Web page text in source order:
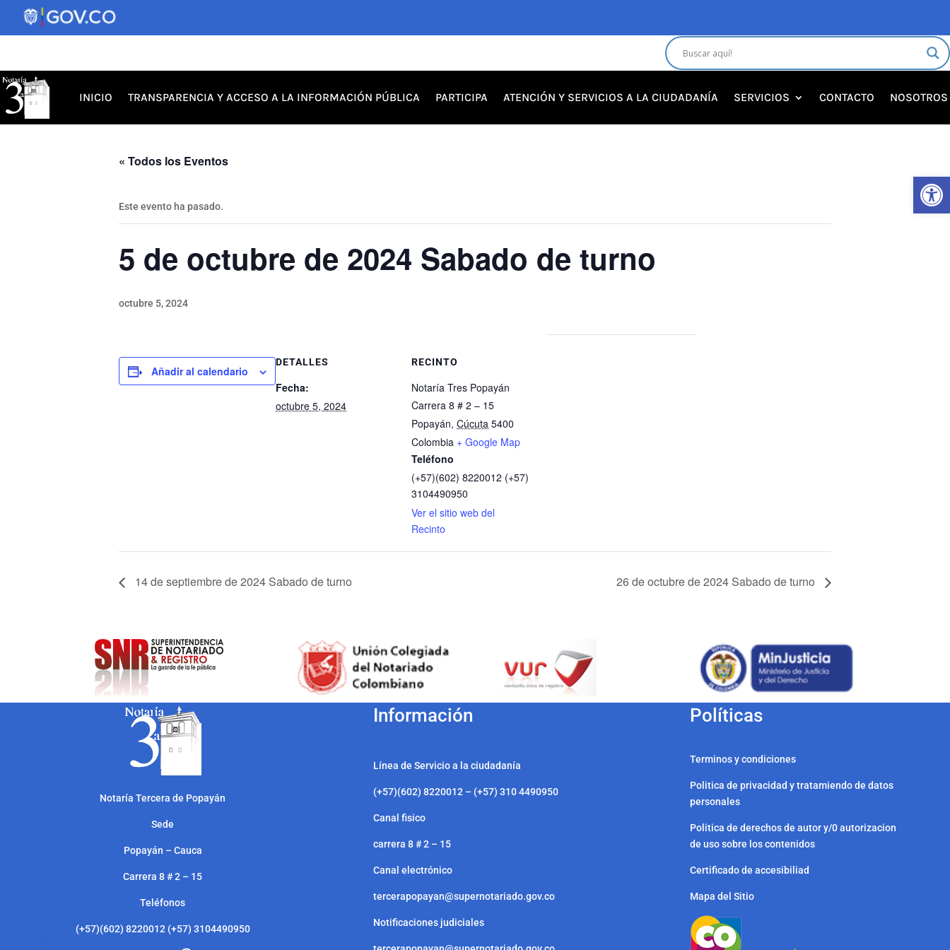
Abrir
INICIO TRANSPARENCIA Y ACCESO A LA INFORMACIÓN PÚBLICA PARTICIPA ATENCIÓN Y SERVICIOS A LA CIUDADANÍA SERVICIOS CONTACTO NOSOTROS
« Todos los Eventos
Este evento ha pasado.
5 de octubre de 2024 Sabado de turno
octubre 5, 2024
Añadir al calendario
DETALLES
Fecha:
octubre 5, 2024
RECINTO
Notaría Tres Popayán
Carrera 8 # 2 – 15
Popayán, Cúcuta 5400
Colombia + Google Map
Teléfono
(+57)(602) 8220012 (+57)
3104490950
Ver el sitio web del
Recinto
14 de septiembre de 2024 Sabado de turno 26 de octubre de 2024 Sabado de turno
Notaría Tercera de Popayán
Sede
Popayán – Cauca
Carrera 8 # 2 – 15
Teléfonos
(+57)(602) 8220012 (+57) 3104490950
Información
Línea de Servicio a la ciudadanía
(+57)(602) 8220012 – (+57) 310 4490950
Canal fisico
carrera 8 # 2 – 15
Canal electrónico
tercerapopayan@supernotariado.gov.co
Notificaciones judiciales
Políticas
Terminos y condiciones
Politica de privacidad y tratamiendo de datos
personales
Politica de derechos de autor y/0 autorizacion
de uso sobre los contenidos
Certificado de accesibiliad
Mapa del Sitio